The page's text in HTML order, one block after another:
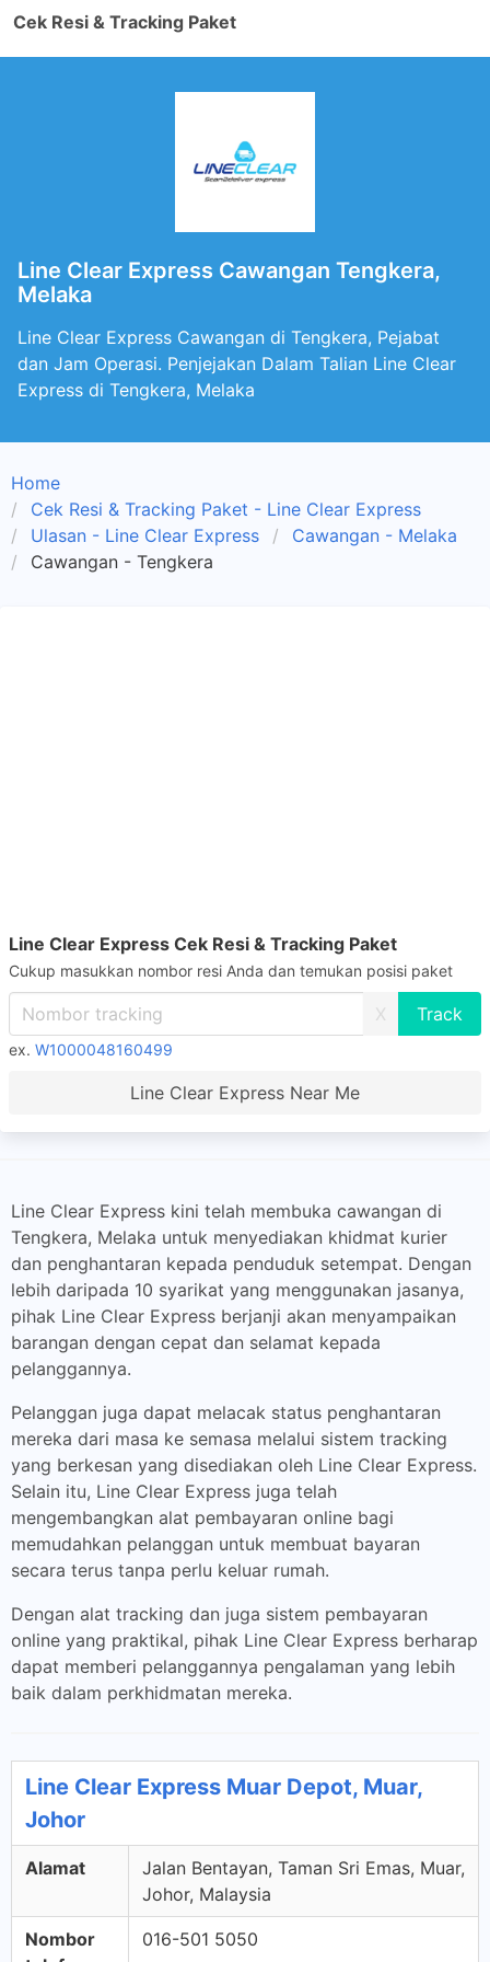
Cek Resi & Tracking Paket
Line Clear Express Cawangan Tengkera,
Melaka
Line Clear Express Cawangan di Tengkera, Pejabat
dan Jam Operasi. Penjejakan Dalam Talian Line Clear
Express di Tengkera, Melaka
Home
Cek Resi & Tracking Paket - Line Clear Express
Ulasan - Line Clear Express
Cawangan - Melaka
Cawangan - Tengkera
Line Clear Express Cek Resi & Tracking Paket
Cukup masukkan nombor resi Anda dan temukan posisi paket
X
ex. W1000048160499
Line Clear Express Near Me
Line Clear Express kini telah membuka cawangan di
Tengkera, Melaka untuk menyediakan khidmat kurier
dan penghantaran kepada penduduk setempat. Dengan
lebih daripada 10 syarikat yang menggunakan jasanya,
pihak Line Clear Express berjanji akan menyampaikan
barangan dengan cepat dan selamat kepada
pelanggannya.
Pelanggan juga dapat melacak status penghantaran
mereka dari masa ke semasa melalui sistem tracking
yang berkesan yang disediakan oleh Line Clear Express.
Selain itu, Line Clear Express juga telah
mengembangkan alat pembayaran online bagi
memudahkan pelanggan untuk membuat bayaran
secara terus tanpa perlu keluar rumah.
Dengan alat tracking dan juga sistem pembayaran
online yang praktikal, pihak Line Clear Express berharap
dapat memberi pelanggannya pengalaman yang lebih
baik dalam perkhidmatan mereka.
Line Clear Express Muar Depot, Muar,
Johor
Alamat
Jalan Bentayan, Taman Sri Emas, Muar,
Johor, Malaysia
Nombor
016-501 5050